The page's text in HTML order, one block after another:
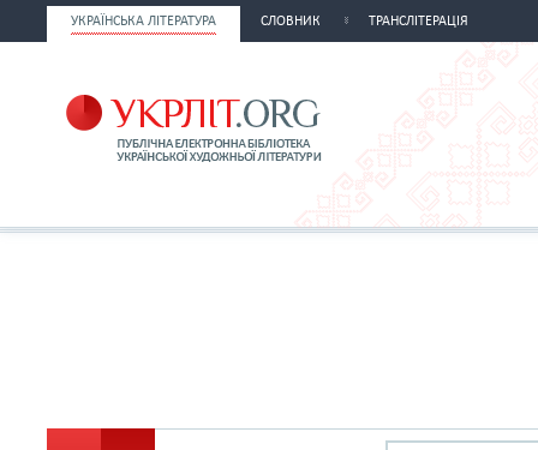
УКРАЇНСЬКА ЛІТЕРАТУРА СЛОВНИК ТРАНСЛІТЕРАЦІЯ